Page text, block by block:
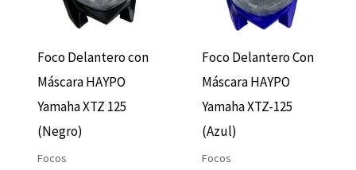
Foco Delantero con
Máscara HAYPO
Yamaha XTZ 125
(Negro)
Focos
Foco Delantero Con
Máscara HAYPO
Yamaha XTZ-125
(Azul)
Focos